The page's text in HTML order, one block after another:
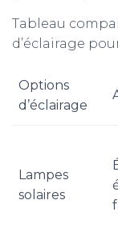
Tableau
d’éclairage
Options
d’éclairage
Lampes
solaires